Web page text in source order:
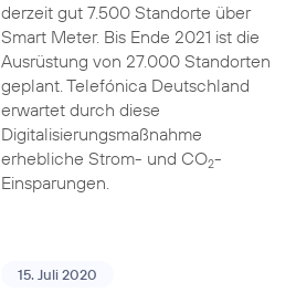
derzeit gut 7.500 Standorte über
Smart Meter. Bis Ende 2021 ist die
Ausrüstung von 27.000 Standorten
geplant. Telefónica Deutschland
erwartet durch diese
Digitalisierungsmaßnahme
erhebliche Strom- und CO2-
Einsparungen.
15. Juli 2020